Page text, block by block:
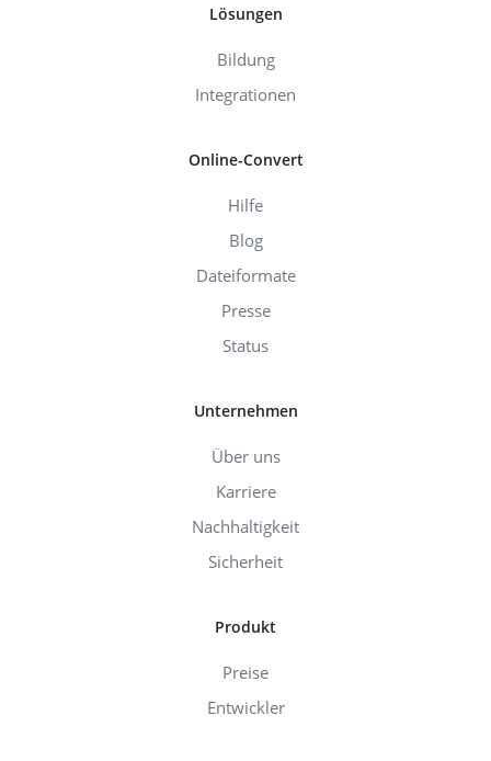
Lösungen
Bildung
Integrationen
Online-Convert
Hilfe
Blog
Dateiformate
Presse
Status
Unternehmen
Über uns
Karriere
Nachhaltigkeit
Sicherheit
Produkt
Preise
Entwickler